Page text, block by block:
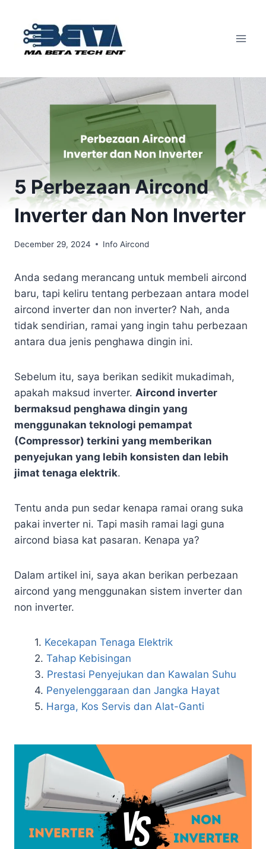
content
5 Perbezaan Aircond
Inverter dan Non Inverter
December 29, 2024 Info Aircond
Anda sedang merancang untuk membeli aircond
baru, tapi keliru tentang perbezaan antara model
aircond inverter dan non inverter? Nah, anda
tidak sendirian, ramai yang ingin tahu perbezaan
antara dua jenis penghawa dingin ini.
Sebelum itu, saya berikan sedikit mukadimah,
apakah maksud inverter. Aircond inverter
bermaksud penghawa dingin yang
menggunakan teknologi pemampat
(Compressor) terkini yang memberikan
penyejukan yang lebih konsisten dan lebih
jimat tenaga elektrik.
Tentu anda pun sedar kenapa ramai orang suka
pakai inverter ni. Tapi masih ramai lagi guna
aircond biasa kat pasaran. Kenapa ya?
Dalam artikel ini, saya akan berikan perbezaan
aircond yang menggunakan sistem inverter dan
non inverter.
Kecekapan Tenaga Elektrik
Tahap Kebisingan
Prestasi Penyejukan dan Kawalan Suhu
Penyelenggaraan dan Jangka Hayat
Harga, Kos Servis dan Alat-Ganti